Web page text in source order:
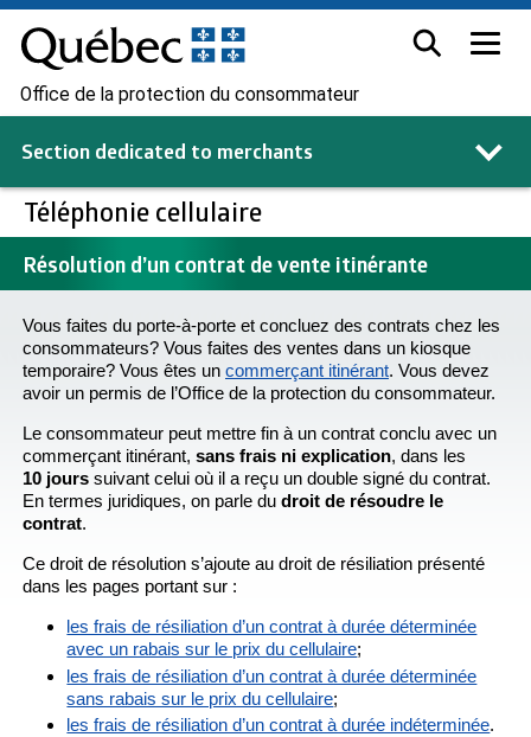
Office de la protection du consommateur
Section dedicated to merchants
Téléphonie cellulaire
Résolution d’un contrat de vente itinérante
Vous faites du porte-à-porte et concluez des contrats chez les
consommateurs? Vous faites des ventes dans un kiosque
temporaire? Vous êtes un commerçant itinérant. Vous devez
avoir un permis de l’Office de la protection du consommateur.
Le consommateur peut mettre fin à un contrat conclu avec un
commerçant itinérant, sans frais ni explication, dans les
10 jours suivant celui où il a reçu un double signé du contrat.
En termes juridiques, on parle du droit de résoudre le
contrat.
Ce droit de résolution s’ajoute au droit de résiliation présenté
dans les pages portant sur :
les frais de résiliation d’un contrat à durée déterminée
avec un rabais sur le prix du cellulaire;
les frais de résiliation d’un contrat à durée déterminée
sans rabais sur le prix du cellulaire;
les frais de résiliation d’un contrat à durée indéterminée.